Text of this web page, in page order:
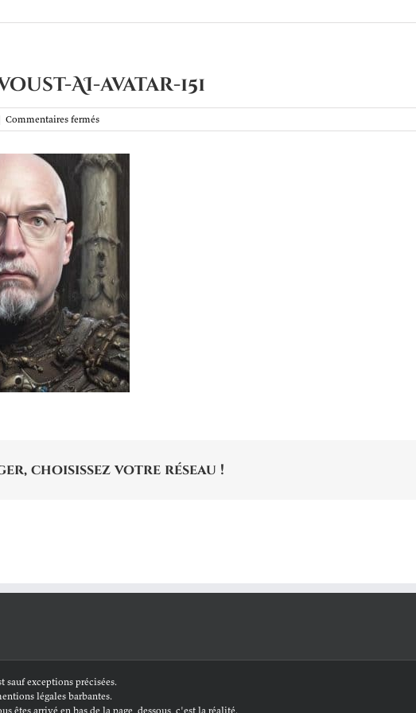
AI-avatar-151
Commentaires ferméssur
Lionel-
AI-
avatar-
151
choisissez votre réseau !
exceptions précisées.
légales barbantes.
êtes arrivé en bas de la page, dessous, c'est la réalité.